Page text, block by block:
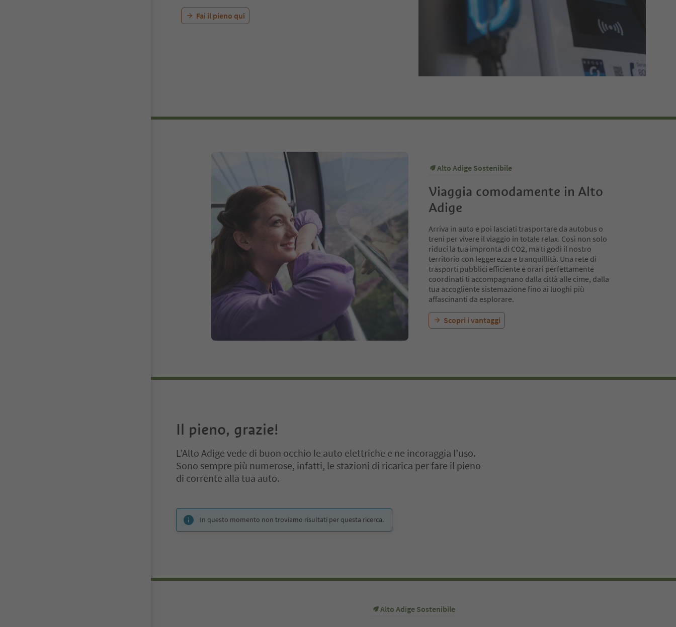
Fai il pieno qui
Alto Adige Sostenibile
Viaggia comodamente in Alto
Adige
Arriva in auto e poi lasciati trasportare da autobus o
treni per vivere il viaggio in totale relax. Così non solo
riduci la tua impronta di CO2, ma ti godi il nostro
territorio con leggerezza e tranquillità. Una rete di
trasporti pubblici efficiente e orari perfettamente
coordinati ti accompagnano dalla città alle cime, dalla
tua accogliente sistemazione fino ai luoghi più
affascinanti da esplorare.
Scopri i vantaggi
Il pieno, grazie!
L’Alto Adige vede di buon occhio le auto elettriche e ne incoraggia l’uso.
Sono sempre più numerose, infatti, le stazioni di ricarica per fare il pieno
di corrente alla tua auto.
In questo momento non troviamo risultati per questa ricerca.
Alto Adige Sostenibile